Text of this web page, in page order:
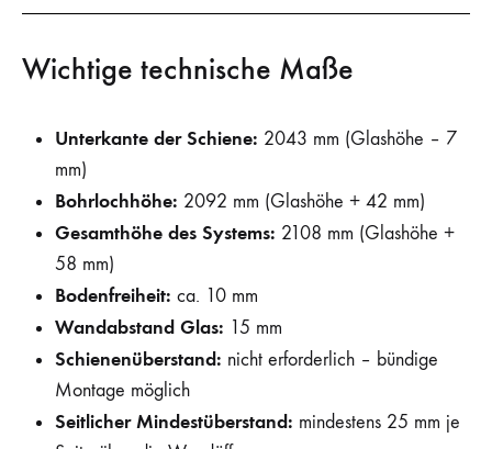
Wichtige technische Maße
Unterkante der Schiene: 2043 mm (Glashöhe – 7
mm)
Bohrlochhöhe: 2092 mm (Glashöhe + 42 mm)
Gesamthöhe des Systems: 2108 mm (Glashöhe +
58 mm)
Bodenfreiheit: ca. 10 mm
Wandabstand Glas: 15 mm
Schienenüberstand: nicht erforderlich – bündige
Montage möglich
Seitlicher Mindestüberstand: mindestens 25 mm je